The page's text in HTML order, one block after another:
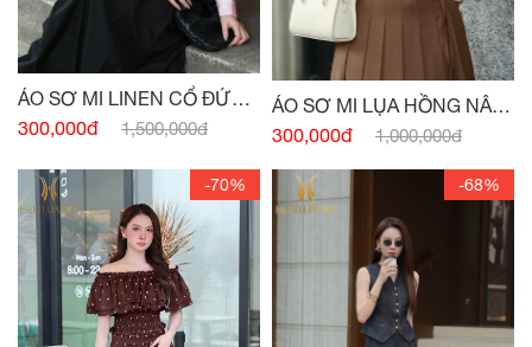
ÁO SƠ MI LINEN CỔ ĐỨC
HỒNG PASTEL
300,000đ 1,500,000đ
ÁO SƠ MI LỤA HỒNG NÂU
TÂY CỔ ĐỨC
300,000đ 1,000,000đ
-70% -68%